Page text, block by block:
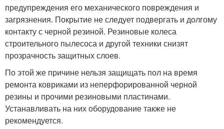
предупреждения его механического повреждения и
загрязнения. Покрытие не следует подвергать и долгому
контакту с черной резиной. Резиновые колеса
строительного пылесоса и другой техники снизят
прозрачность защитных слоев.
По этой же причине нельзя защищать пол на время
ремонта ковриками из неперфорированной черной
резины и прочими резиновыми пластинами.
Устанавливать на них оборудование также не
рекомендуется.